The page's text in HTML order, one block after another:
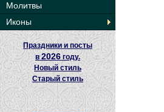
Молитвы
Иконы
Праздники и посты
в2026 году.
Новый стиль
Старый стиль